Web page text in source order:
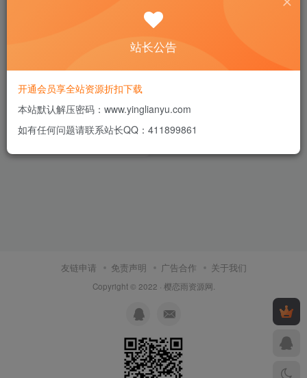
Premium URL Shortener-高级
URL缩短程序 +SaaS主题
v6.3.3
付费资源 ￥5 网站源码
友链申请 免责声明 广告合作 关于我们
Copyright © 2022 · 樱恋雨资源网
站长公告
开通会员享全站资源折扣下载
本站默认解压密码：www.yinglianyu.com
如有任何问题请联系站长QQ：411899861